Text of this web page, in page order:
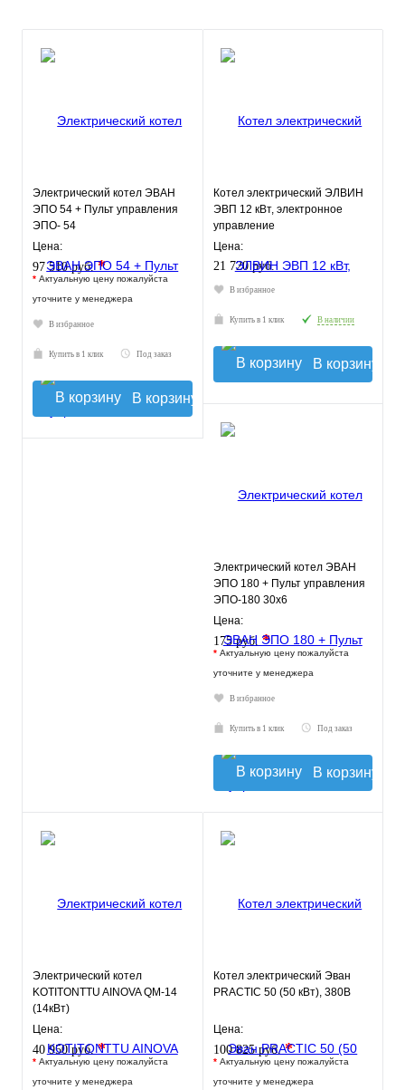
Электрический котел ЭВАН
ЭПО 54 + Пульт управления
ЭПО- 54
Цена:
97 510 руб.*
* Актуальную цену пожалуйста
уточните у менеджера
В избранное
Купить в 1 клик Под заказ
В корзину
Котел электрический ЭЛВИН
ЭВП 12 кВт, электронное
управление
Цена:
21 720 руб.
В избранное
Купить в 1 клик В наличии
В корзину
Электрический котел ЭВАН
ЭПО 180 + Пульт управления
ЭПО-180 30х6
Цена:
175 руб. *
* Актуальную цену пожалуйста
уточните у менеджера
В избранное
Купить в 1 клик Под заказ
В корзину
Электрический котел
KOTITONTTU AINOVA QM-14
(14кВт)
Цена:
40 950 руб.*
* Актуальную цену пожалуйста
уточните у менеджера
Котел электрический Эван
PRACTIC 50 (50 кВт), 380В
Цена:
100 825 руб.*
* Актуальную цену пожалуйста
уточните у менеджера